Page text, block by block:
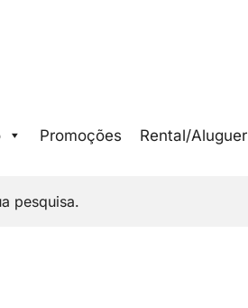
Promoções Rental/Aluguer
pesquisa.